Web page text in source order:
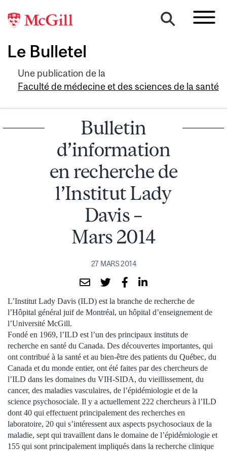
Le Bulletel
Une publication de la
Faculté de médecine et des sciences de la santé
Bulletin
d’information
en recherche de
l’Institut Lady
Davis –
Mars 2014
27 MARS 2014
L’Institut Lady Davis (ILD) est la branche de recherche de
l’Hôpital général juif de Montréal, un hôpital d’enseignement de
l’Université McGill.
Fondé en 1969, l’ILD est l’un des principaux instituts de
recherche en santé du Canada. Des découvertes importantes, qui
ont contribué à la santé et au bien-être des patients du Québec, du
Canada et du monde entier, ont été faites par des chercheurs de
l’ILD dans les domaines du VIH-SIDA, du vieillissement, du
cancer, des maladies vasculaires, de l’épidémiologie et de la
science psychosociale. Il y a actuellement 222 chercheurs à l’ILD
dont 40 qui effectuent principalement des recherches en
laboratoire, 20 qui s’intéressent aux aspects psychosociaux de la
maladie, sept qui travaillent dans le domaine de l’épidémiologie et
155 qui sont principalement impliqués dans la recherche clinique